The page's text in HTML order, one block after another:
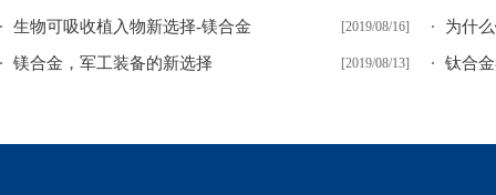
[2019/08/16]
生物可吸收植入物新选择-镁合金 为什
[2019/08/13]
镁合金，军工装备的新选择 钛合